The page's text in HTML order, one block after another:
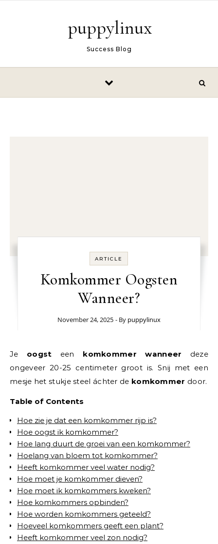
puppylinux
Success Blog
ARTICLE
Komkommer Oogsten
Wanneer?
November 24, 2025 - By puppylinux
Je oogst een komkommer wanneer deze
ongeveer 20-25 centimeter groot is. Snij met een
mesje het stukje steel áchter de komkommer door.
Table of Contents
Hoe zie je dat een komkommer rijp is?
Hoe oogst ik komkommer?
Hoe lang duurt de groei van een komkommer?
Hoelang van bloem tot komkommer?
Heeft komkommer veel water nodig?
Hoe moet je komkommer dieven?
Hoe moet ik komkommers kweken?
Hoe komkommers opbinden?
Hoe worden komkommers geteeld?
Hoeveel komkommers geeft een plant?
Heeft komkommer veel zon nodig?